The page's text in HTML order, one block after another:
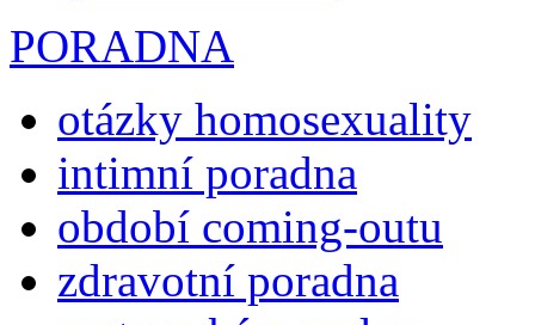
PORADNA
otázky homosexuality
intimní poradna
období coming-outu
zdravotní poradna